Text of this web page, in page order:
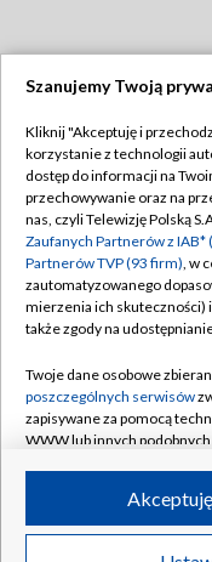
Abonament TVP
Emisja w TVP
Centrum informacji
Naziemna
Rada Programowa
System NOS
Informacje o
Program dla prasy
©2026
Szanujemy Twoją
Kliknij "Akceptuję i
korzystanie z technologii
dostęp do informacji na
przechowywanie oraz na
nas, czyli Telewizję Polską
Zaufanych Partnerów z IAB*
Partnerów TVP (93 firm), w
zautomatyzowanego
mierzenia ich skuteczności)
także zgody na
Twoje dane osobowe
poszczególnych serwisów
zapisywane za pomocą
WWW lub innych
ruchu w Internecie.
Twoje dane osobowe